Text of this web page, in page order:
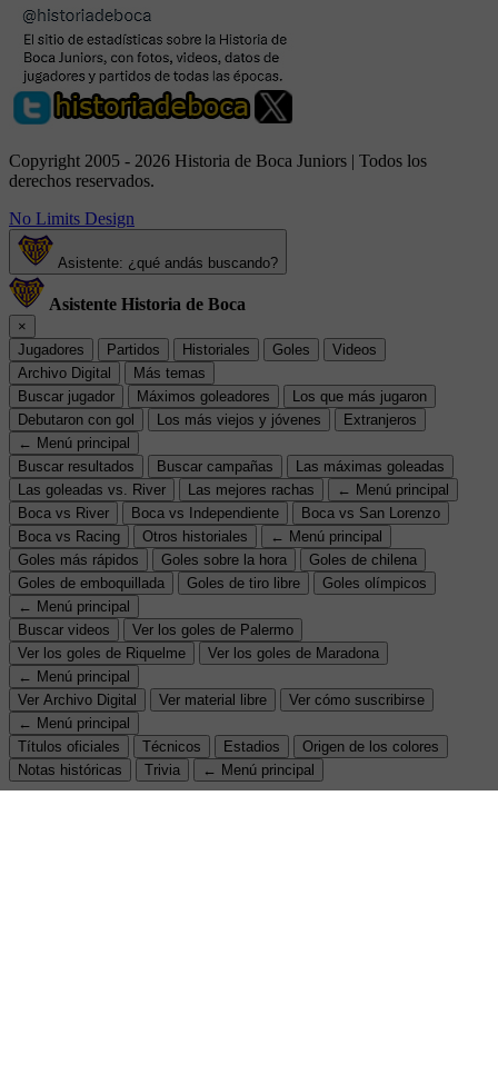
Copyright 2005 - 2026 Historia de Boca Juniors | Todos los
derechos reservados.
No Limits Design
Asistente: ¿qué andás buscando?
Asistente Historia de Boca
×
Jugadores
Partidos Historiales Goles
Videos
Archivo Digital
Más temas
Buscar jugador
Máximos goleadores
Los que más jugaron
Debutaron con gol
Los más viejos y jóvenes
Extranjeros
← Menú principal
Buscar resultados
Buscar campañas
Las máximas goleadas
Las goleadas vs. River
Las mejores rachas
← Menú principal
Boca vs River
Boca vs Independiente
Boca vs San Lorenzo
Boca vs Racing
Otros historiales
← Menú principal
Goles más rápidos
Goles sobre la hora
Goles de chilena
Goles de emboquillada
Goles de tiro libre
Goles olímpicos
← Menú principal
Buscar videos
Ver los goles de Palermo
Ver los goles de Riquelme
Ver los goles de Maradona
← Menú principal
Ver Archivo Digital
Ver material libre
Ver cómo suscribirse
← Menú principal
Títulos oficiales
Técnicos Estadios
Origen de los colores
Notas históricas
Trivia ← Menú principal